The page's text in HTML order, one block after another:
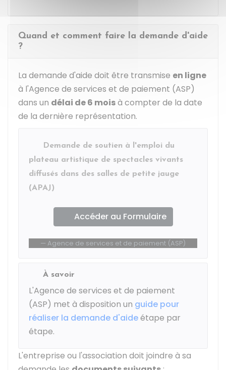
Quand et comment faire la demande d'aide
?
La demande d'aide doit être transmise en ligne
à l'Agence de services et de paiement (ASP)
dans un délai de 6 moisà compter de la date
de la dernière représentation.
Demande de soutien à l'emploi du
plateau artistique de spectacles vivants
diffusés dans des salles de petite jauge
(APAJ)
Accéder au Formulaire
Agence de services et de paiement (ASP)
À savoir
L'Agence de services et de paiement
(ASP) met à disposition un guide pour
réaliser la demande d'aideétape par
étape.
L'entreprise ou l'association doit joindre à sa